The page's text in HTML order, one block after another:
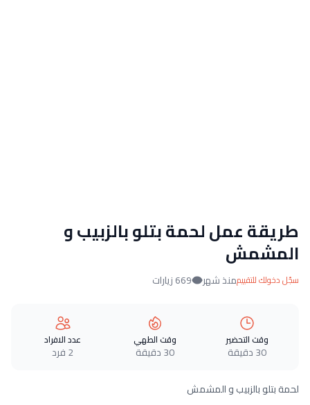
طريقة عمل لحمة بتلو بالزبيب و
المشمش
سجّل دخولك للتقييممنذ شهر 669 زيارات
وقت التحضير
30 دقيقة
وقت الطهي
30 دقيقة
عدد الافراد
2 فرد
لحمة بتلو بالزبيب و المشمش